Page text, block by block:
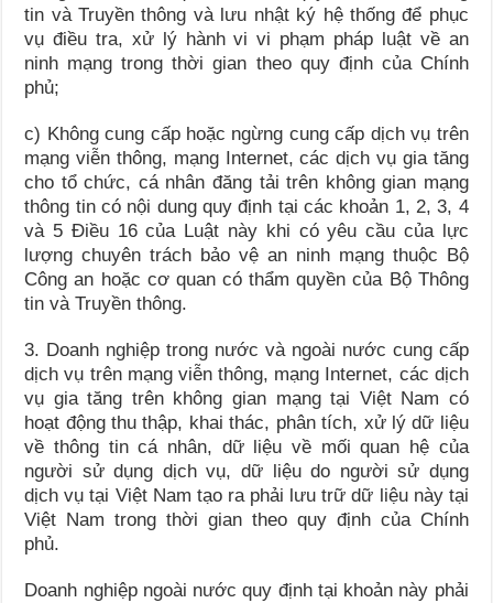
tin và Truyền thông và lưu nhật ký hệ thống để phục
vụ điều tra, xử lý hành vi vi phạm pháp luật về an
ninh mạng trong thời gian theo quy định của Chính
phủ;
c) Không cung cấp hoặc ngừng cung cấp dịch vụ trên
mạng viễn thông, mạng Internet, các dịch vụ gia tăng
cho tổ chức, cá nhân đăng tải trên không gian mạng
thông tin có nội dung quy định tại các khoản 1, 2, 3, 4
và 5 Điều 16 của Luật này khi có yêu cầu của lực
lượng chuyên trách bảo vệ an ninh mạng thuộc Bộ
Công an hoặc cơ quan có thẩm quyền của Bộ Thông
tin và Truyền thông.
3. Doanh nghiệp trong nước và ngoài nước cung cấp
dịch vụ trên mạng viễn thông, mạng Internet, các dịch
vụ gia tăng trên không gian mạng tại Việt Nam có
hoạt động thu thập, khai thác, phân tích, xử lý dữ liệu
về thông tin cá nhân, dữ liệu về mối quan hệ của
người sử dụng dịch vụ, dữ liệu do người sử dụng
dịch vụ tại Việt Nam tạo ra phải lưu trữ dữ liệu này tại
Việt Nam trong thời gian theo quy định của Chính
phủ.
Doanh nghiệp ngoài nước quy định tại khoản này phải